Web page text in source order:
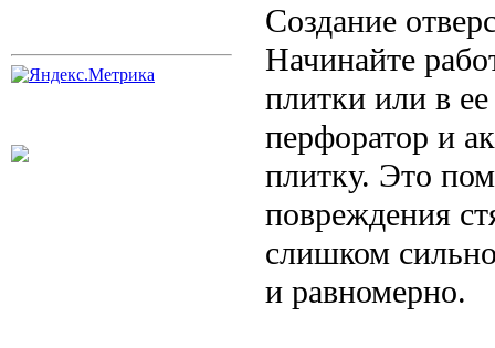
Создание
Начинайте
плитки или в ее
перфоратор и
плитку. Это
повреждения
слишком
и равномерно.